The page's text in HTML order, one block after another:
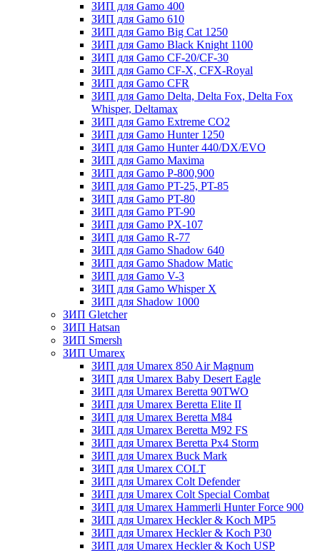
ЗИП для Gamo 400
ЗИП для Gamo 610
ЗИП для Gamo Big Cat 1250
ЗИП для Gamo Black Knight 1100
ЗИП для Gamo CF-20/CF-30
ЗИП для Gamo CF-X, CFX-Royal
ЗИП для Gamo CFR
ЗИП для Gamo Delta, Delta Fox, Delta Fox
Whisper, Deltamax
ЗИП для Gamo Extreme CO2
ЗИП для Gamo Hunter 1250
ЗИП для Gamo Hunter 440/DX/EVO
ЗИП для Gamo Maxima
ЗИП для Gamo P-800,900
ЗИП для Gamo PT-25, PT-85
ЗИП для Gamo PT-80
ЗИП для Gamo PT-90
ЗИП для Gamo PX-107
ЗИП для Gamo R-77
ЗИП для Gamo Shadow 640
ЗИП для Gamo Shadow Matic
ЗИП для Gamo V-3
ЗИП для Gamo Whisper X
ЗИП для Shadow 1000
ЗИП Gletcher
ЗИП Hatsan
ЗИП Smersh
ЗИП Umarex
ЗИП для Umarex 850 Air Magnum
ЗИП для Umarex Baby Desert Eagle
ЗИП для Umarex Beretta 90TWO
ЗИП для Umarex Beretta Elite II
ЗИП для Umarex Beretta M84
ЗИП для Umarex Beretta M92 FS
ЗИП для Umarex Beretta Px4 Storm
ЗИП для Umarex Buck Mark
ЗИП для Umarex COLT
ЗИП для Umarex Colt Defender
ЗИП для Umarex Colt Special Combat
ЗИП для Umarex Hammerli Hunter Force 900
ЗИП для Umarex Heckler & Koch MP5
ЗИП для Umarex Heckler & Koch P30
ЗИП для Umarex Heckler & Koch USP